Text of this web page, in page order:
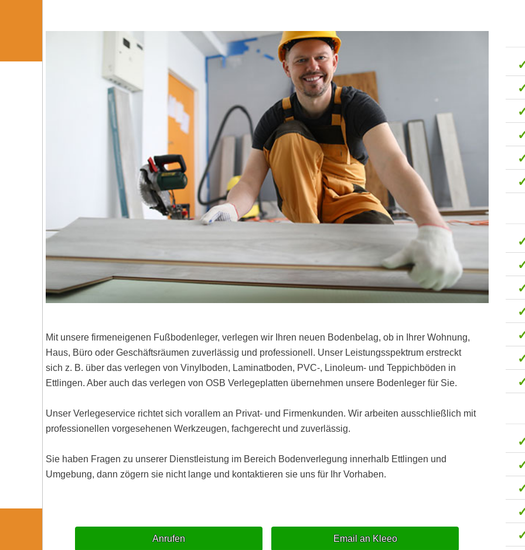
Mit unsere firmeneigenen Fußbodenleger, verlegen wir Ihren neuen Bodenbelag, ob in Ihrer Wohnung,
Haus, Büro oder Geschäftsräumen zuverlässig und professionell. Unser Leistungsspektrum erstreckt
sich z. B. über das verlegen von Vinylboden, Laminatboden, PVC-, Linoleum- und Teppichböden in
Ettlingen. Aber auch das verlegen von OSB Verlegeplatten übernehmen unsere Bodenleger für Sie.
Unser Verlegeservice richtet sich vorallem an Privat- und Firmenkunden. Wir arbeiten ausschließlich mit
professionellen vorgesehenen Werkzeugen, fachgerecht und zuverlässig.
Sie haben Fragen zu unserer Dienstleistung im Bereich Bodenverlegung innerhalb Ettlingen und
Umgebung, dann zögern sie nicht lange und kontaktieren sie uns für Ihr Vorhaben.
Anrufen Email an Kleeo